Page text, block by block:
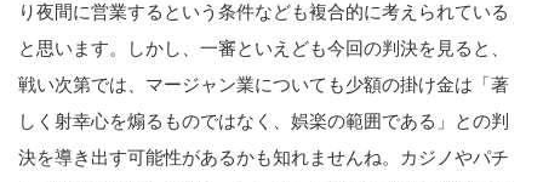
り夜間に営業するという条件なども複合的に考えられている
と思います。しかし、一審といえども今回の判決を見ると、
戦い次第では、マージャン業についても少額の掛け金は「著
しく射幸心を煽るものではなく、娯楽の範囲である」との判
決を導き出す可能性があるかも知れませんね。カジノやパチ